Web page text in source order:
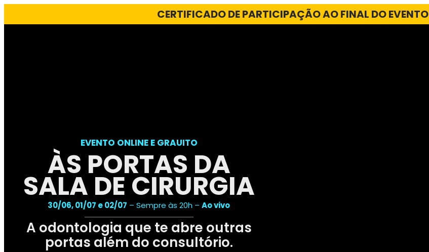
CERTIFICADO DE PARTICIPAÇÃO AO FINAL DO EVENTO
EVENTO ONLINE E GRAUITO
ÀS PORTAS DA
SALA DE CIRURGIA
30/06, 01/07 e 02/07 – Sempre às 20h –Ao vivo
A odontologia que te abre outras
portas além do consultório.